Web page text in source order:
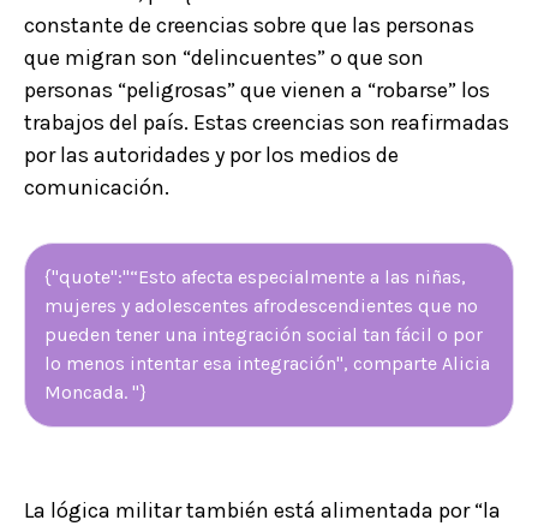
constante de creencias sobre que las personas
que migran son “delincuentes” o que son
personas “peligrosas” que vienen a “robarse” los
trabajos del país. Estas creencias son reafirmadas
por las autoridades y por los medios de
comunicación.
{"quote":"“Esto afecta especialmente a las niñas,
mujeres y adolescentes afrodescendientes que no
pueden tener una integración social tan fácil o por
lo menos intentar esa integración'', comparte Alicia
Moncada. "}
La lógica militar también está alimentada por “la